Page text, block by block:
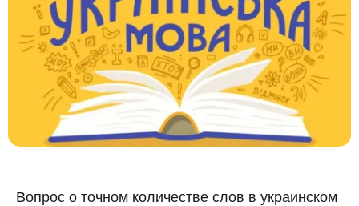
Вопрос о точном количестве слов в украинском